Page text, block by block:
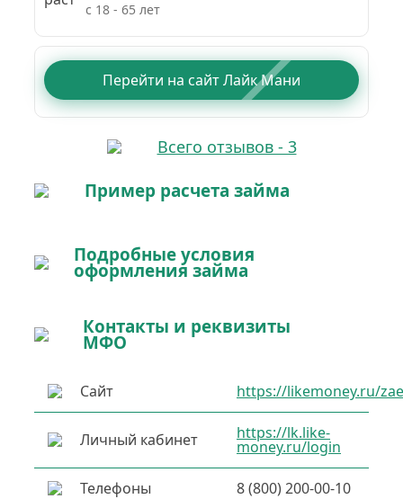
с 18 - 65 лет
Перейти на сайт Лайк Мани
Всего отзывов - 3
Пример расчета займа
Подробные условия
оформления займа
Контакты и реквизиты
МФО
Сайт https://likemoney.ru/
Личный кабинет https://lk.like-
money.ru/login
Телефоны 8 (800) 200-00-10